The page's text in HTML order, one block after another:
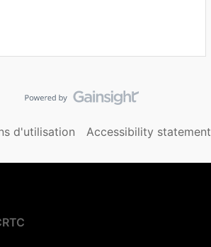
d'utilisation Accessibility statement